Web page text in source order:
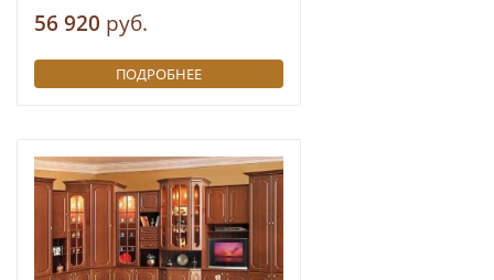
56 920 руб.
ПОДРОБНЕЕ